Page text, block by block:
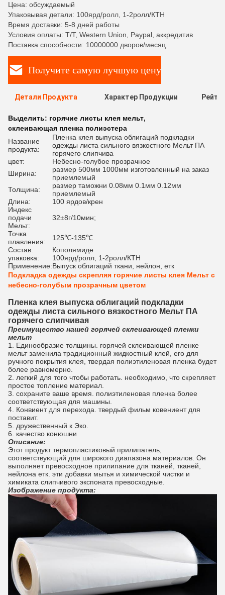
Цена: обсуждаемый
Упаковывая детали: 100ярд/ролл, 1-2ролл/КТН
Время доставки: 5-8 дней работы
Условия оплаты: T/T, Western Union, Paypal, аккредитив
Поставка способности: 10000000 дворов/месяц
Получите самую лучшую цену
Детали Продукта Характер Продукции
Выделить: горячие листы клея мельт,
склеивающая пленка полиэстера
Название
продукта:
Пленка клея выпуска облигаций подкладки
одежды листа сильного вязкостного Мельт ПА
горячего слипчива
цвет:
Небесно-голубое прозрачное
Ширина:
размер 500мм 1000мм изготовленный на заказ
приемлемый
Толщина:
размер таможни 0.08мм 0.1мм 0.12мм
приемлемый
Длина:
100 ярдов/крен
Индекс
подачи
Мельт:
32±8г/10мин;
Точка
плавления:
125℃-135℃
Состав:
Кополямиде
упаковка:
100ярд/ролл, 1-2ролл/КТН
Применение:Выпуск облигаций ткани, нейлон, етк
Подкладка одежды скрепляя горячие листы клея Мельт с
небесно-голубым прозрачным цветом
Пленка клея выпуска облигаций подкладки
одежды листа сильного вязкостного Мельт ПА
горячего слипчивая
Преимущество нашей горячей склеивающей пленки
мельт
1. Единообразие толщины. горячей склеивающей пленке
мельт заменила традиционный жидкостный клей, его для
ручного покрытия клея, твердая полиэтиленовая пленка будет
более равномерно.
2. легкий для того чтобы работать. необходимо, что скрепляет
простое топление материал.
3. сохраните ваше время. полиэтиленовая пленка более
соответствующая для машины.
4. Конвиент для перехода. твердый фильм ковениент для
поставит.
5. дружественный к Эко.
6. качество конюшни
Описание:
Этот продукт термопластиковый прилипатель,
соответствующий для широкого диапазона материалов. Он
выполняет превосходное прилипание для тканей, тканей,
нейлона етк. эти добавки мытья и химической чистки и
химиката слипчивого экспоната превосходные.
Изображение продукта: